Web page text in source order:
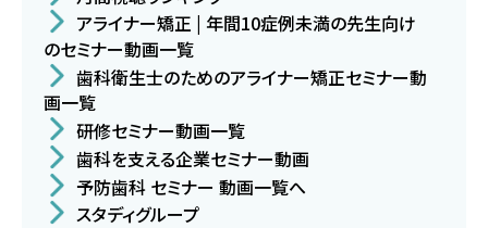
アライナー矯正 | 年間10症例未満の先生向け
のセミナー動画一覧
歯科衛生士のためのアライナー矯正セミナー動
画一覧
研修セミナー動画一覧
歯科を支える企業セミナー動画
予防歯科 セミナー 動画一覧へ
スタディグループ